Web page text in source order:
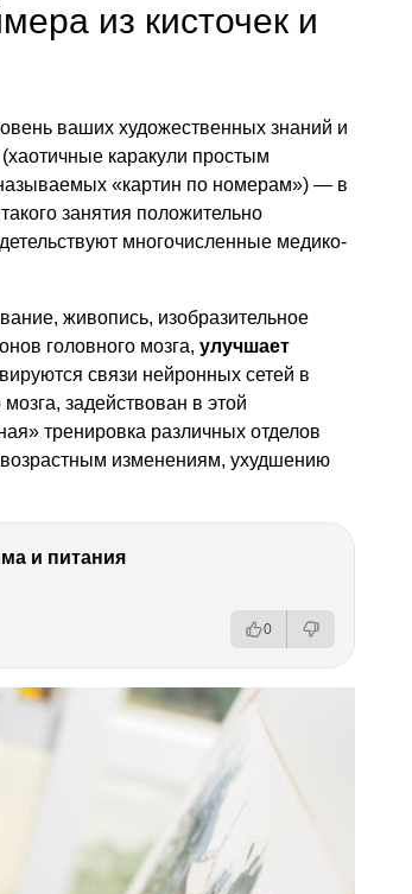
из кисточек и
ваших художественных знаний и
каракули простым
«картин по номерам») — в
занятия положительно
многочисленные медико-
живопись, изобразительное
головного мозга, улучшает
связи нейронных сетей в
задействован в этой
тренировка различных отделов
возрастным изменениям, ухудшению
и питания
0